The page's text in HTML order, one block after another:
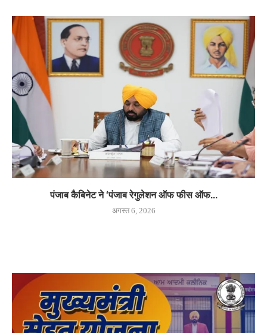
पंजाब कैबिनेट ने ‘पंजाब रेगुलेशन ऑफ फीस ऑफ...
अगस्त 6, 2026